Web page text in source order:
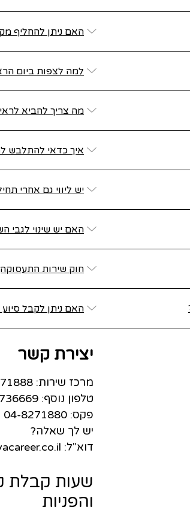
האם ניתן להחליף
למה לצפות ביום
מה צריך להביא
איך כדאי להתלבש
יש ליווי גם אחרי
האם יש שינוי לגבי
חוק שירות התעסוקה,
האם ניתן לקבל
יצירת קשר
מרכז שירות: 04-8271888
טלפון נוסף: 052-8736669
פקס: 04-8271880
יש לך שאלה?
דוא"ל: info@mayacareer.co.il
שעות קבלת
והפניות